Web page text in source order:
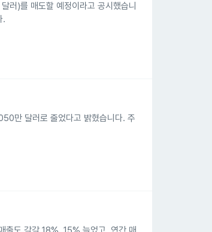
)를 매도할 예정이라고 공시했습니
.
만 달러로 줄었다고 밝혔습니다. 주